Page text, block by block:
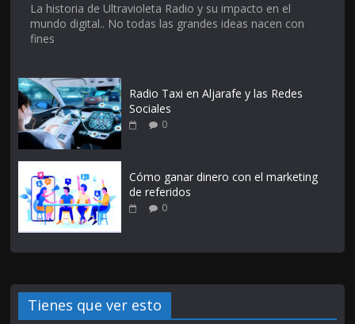
La historia de Ultravioleta Radio y su impacto en el
mundo digital.. No todas las grandes ideas nacen con
fines
Radio Taxi en Aljarafe y las Redes
Sociales
0
Cómo ganar dinero con el marketing
de referidos
0
Tienes que ver esto